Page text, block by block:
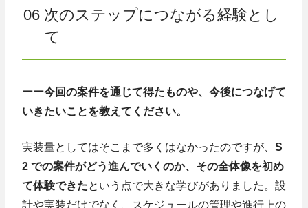
06 次のステップにつながる経験とし
て
ーー今回の案件を通じて得たものや、今後につなげて
いきたいことを教えてください。
実装量としてはそこまで多くはなかったのですが、 S
2 での案件がどう進んでいくのか、その全体像を初め
て体験できたという点で大きな学びがありました。設
計や実装だけでなく、スケジュールの管理や進行上の